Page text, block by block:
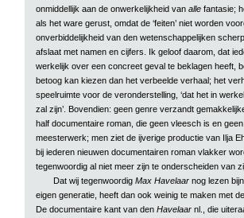
onmiddellijk aan de onwerkelijkheid van alle fantasie;
als het ware gerust, omdat de ‘feiten’ niet worden
onverbiddelijkheid van den wetenschappelijken
afslaat met namen en cijfers. Ik geloof daarom, dat
werkelijk over een concreet geval te beklagen heeft,
betoog kan kiezen dan het verbeelde verhaal; het
speelruimte voor de veronderstelling, ‘dat het in
zal zijn’. Bovendien: geen genre verzandt
half documentaire roman, die geen vleesch is en
meesterwerk; men ziet de ijverige productie van Ilja
bij iederen nieuwen documentairen roman vlakker
tegenwoordig al niet meer zijn te onderscheiden van
Dat wij tegenwoordig Max Havelaar nog lezen
eigen generatie, heeft dan ook weinig te maken met
De documentaire kant van den Havelaar nl., die